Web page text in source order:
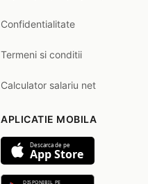
Confidentialitate
Termeni si conditii
Calculator salariu net
APLICATIE MOBILA
Descarca de pe
App Store
DISPONIBIL PE